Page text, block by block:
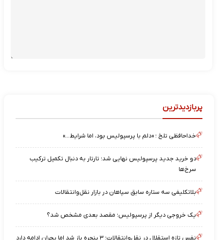
پربازدیدترین
خداحافظی تلخ ؛ «دلم با پرسپولیس بود، اما شرایط…»
دو خرید جدید پرسپولیس نهایی شد؛ تارتار به دنبال تکمیل ترکیب
سرخ‌ها
بلاتکلیفی سه ستاره سابق سپاهان در بازار نقل‌وانتقالات
یک خروجی دیگر از پرسپولیس؛ مقصد بعدی مشخص شد؟
نفس تازه استقلال در نقل‌وانتقالات؛ ۳ پنجره باز شد اما بحران ادامه دارد